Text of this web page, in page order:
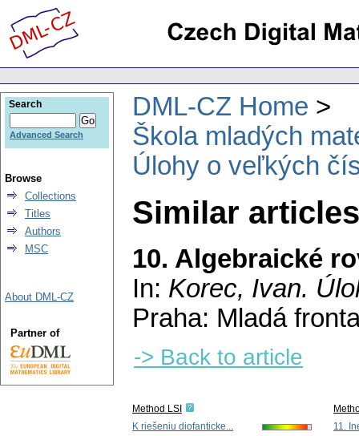
DML-CZ Home
Škola mladých
Úlohy o veľkých
Similar
10. Algebraické
In: Korec, Ivan.
Praha: Mladá
-> Back to article
Method LSI
K riešeniu diofanticke...
11.
Search
Advanced Search
Browse
Collections
Titles
Authors
MSC
About DML-CZ
Partner of